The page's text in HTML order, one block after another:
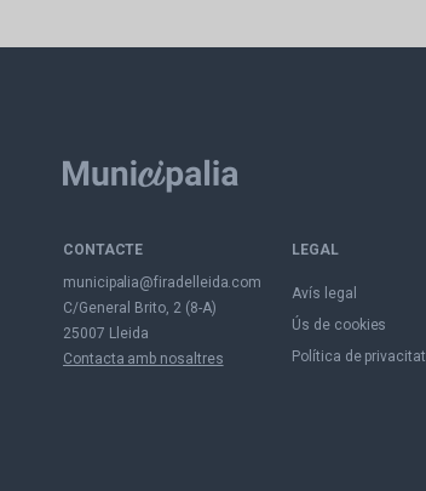
CONTACTE
municipalia@firadelleida.com
C/General Brito, 2 (8-A)
25007 Lleida
Contacta amb nosaltres
LEGAL
Avís legal
Ús de cookies
Política de privacitat